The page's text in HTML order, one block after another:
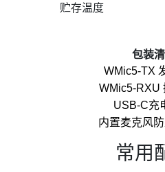
贮存温度
包装
WMic5-TX
WMic5-RXU
USB-C充
内置麦克风
常用